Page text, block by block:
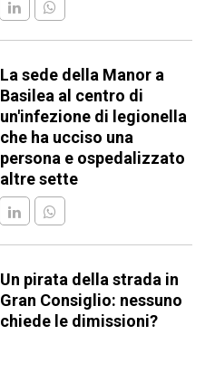
La sede della Manor a
Basilea al centro di
un'infezione di legionella
che ha ucciso una
persona e ospedalizzato
altre sette
Un pirata della strada in
Gran Consiglio: nessuno
chiede le dimissioni?